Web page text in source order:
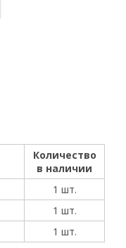
Количество
в наличии
1 шт.
1 шт.
1 шт.